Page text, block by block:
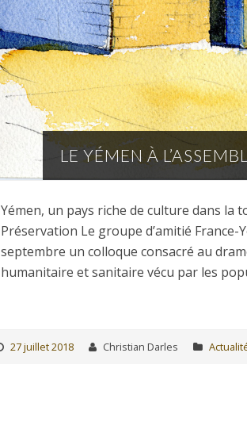
LE YÉMEN À
Yémen, un pays riche de culture dans la
Préservation Le groupe d’amitié France-
septembre un colloque consacré au
humanitaire et sanitaire vécu par les
27 juillet 2018 Christian Darles